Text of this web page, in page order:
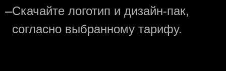
—Скачайте логотип и дизайн-пак,
согласно выбранному тарифу.